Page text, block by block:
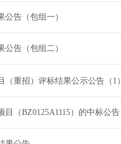
告（包组一）
告（包组二）
重招）评标结果公示公告（1）
（BZ0125A1115）的中标公告